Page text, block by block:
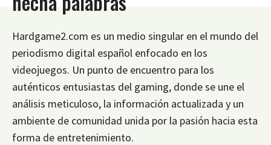
Hardgame2.com es un medio singular en el mundo del
periodismo digital español enfocado en los
videojuegos. Un punto de encuentro para los
auténticos entusiastas del gaming, donde se une el
análisis meticuloso, la información actualizada y un
ambiente de comunidad unida por la pasión hacia esta
forma de entretenimiento.